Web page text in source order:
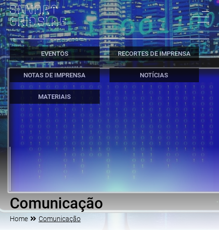
EVENTOS RECORTES DE IMPRENSA
NOTAS DE IMPRENSA NOTÍCIAS
MATERIAIS
Comunicação
Home Comunicação